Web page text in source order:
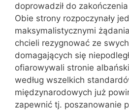
doprowadził do
Obie strony rozpoczynały
maksymalistycznymi
chcieli rezygnować ze
domagających się
ofiarowywali stronie
według wszelkich
międzynarodowych już
zapewnić tj. poszanowanie